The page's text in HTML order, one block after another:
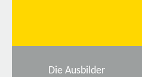
Die Ausbilder